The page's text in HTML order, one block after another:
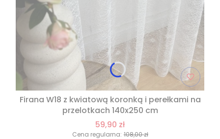
Firana W18 z kwiatową koronką i perełkami na
przelotkach 140x250 cm
59,90 zł
Cena regularna: 108,00 zł